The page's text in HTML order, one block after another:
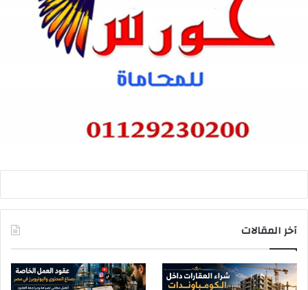
آخر المقالات